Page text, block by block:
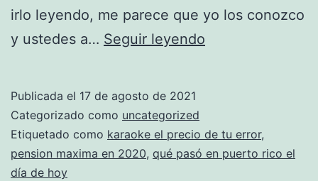
irlo leyendo, me parece que yo los conozco
y ustedes a… Seguir leyendo
NBA
Publicada el 17 de agosto de 2021
Categorizado como uncategorized
Etiquetado como karaoke el precio de tu error,
pension maxima en 2020, qué pasó en puerto rico el
día de hoy